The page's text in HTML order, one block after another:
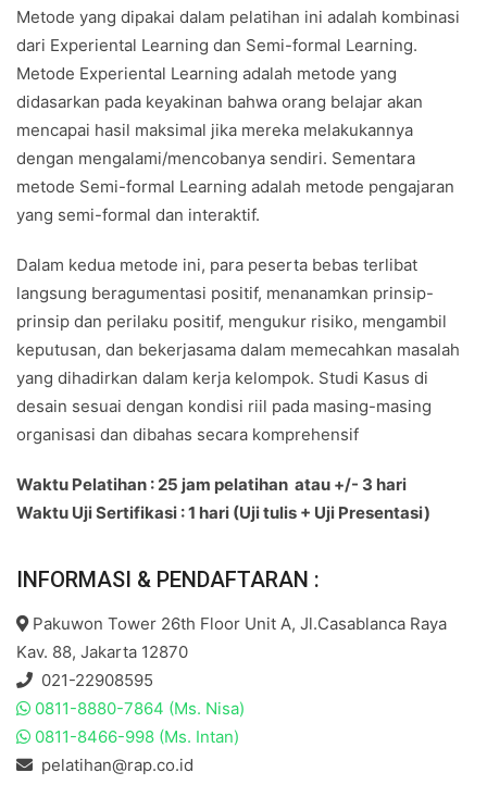
Metode yang dipakai dalam pelatihan ini adalah kombinasi
dari Experiental Learning dan Semi-formal Learning.
Metode Experiental Learning adalah metode yang
didasarkan pada keyakinan bahwa orang belajar akan
mencapai hasil maksimal jika mereka melakukannya
dengan mengalami/mencobanya sendiri. Sementara
metode Semi-formal Learning adalah metode pengajaran
yang semi-formal dan interaktif.
Dalam kedua metode ini, para peserta bebas terlibat
langsung beragumentasi positif, menanamkan prinsip-
prinsip dan perilaku positif, mengukur risiko, mengambil
keputusan, dan bekerjasama dalam memecahkan masalah
yang dihadirkan dalam kerja kelompok. Studi Kasus di
desain sesuai dengan kondisi riil pada masing-masing
organisasi dan dibahas secara komprehensif
Waktu Pelatihan : 25 jam pelatihan atau +/- 3 hari
Waktu Uji Sertifikasi : 1 hari (Uji tulis + Uji Presentasi)
INFORMASI & PENDAFTARAN :
Pakuwon Tower 26th Floor Unit A, Jl.Casablanca Raya
Kav. 88, Jakarta 12870
021-22908595
0811-8880-7864 (Ms. Nisa)
0811-8466-998 (Ms. Intan)
pelatihan@rap.co.id